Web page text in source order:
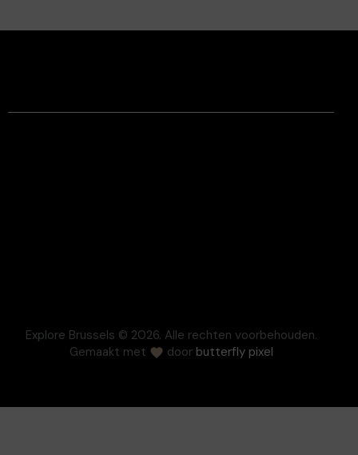
Explore Brussels © 2026. Alle rechten voorbehouden.
Gemaakt met
door butterfly pixel